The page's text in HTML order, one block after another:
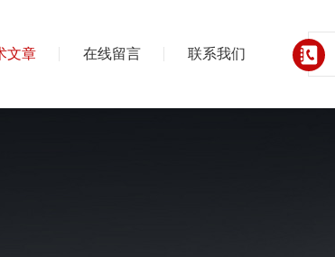
文章 在线留言 联系我们